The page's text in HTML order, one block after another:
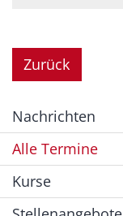
Zurück
Nachrichten
Alle Termine
Kurse